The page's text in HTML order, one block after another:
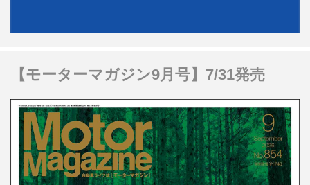
【モーターマガジン9月号】7/31発売